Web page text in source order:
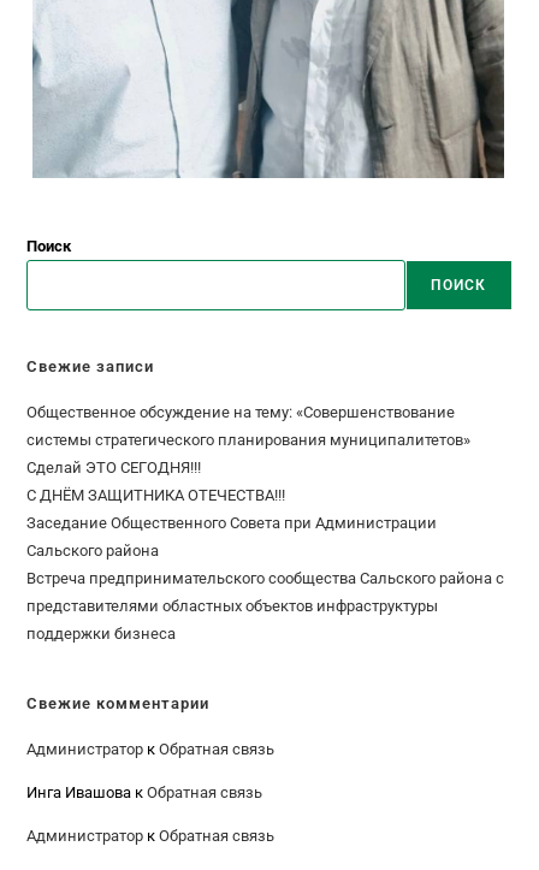
Поиск
ПОИСК
Свежие записи
Общественное обсуждение на тему: «Совершенствование
системы стратегического планирования муниципалитетов»
Сделай ЭТО СЕГОДНЯ!!!
С ДНЁМ ЗАЩИТНИКА ОТЕЧЕСТВА!!!
Заседание Общественного Совета при Администрации
Сальского района
Встреча предпринимательского сообщества Сальского района с
представителями областных объектов инфраструктуры
поддержки бизнеса
Свежие комментарии
Администратор кОбратная связь
Инга Ивашова кОбратная связь
Администратор кОбратная связь